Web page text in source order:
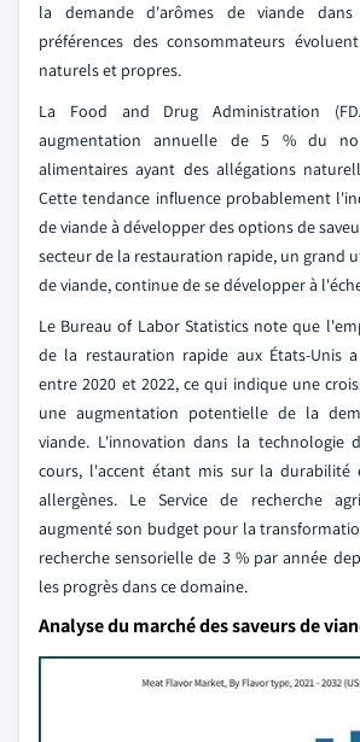
la demande d'arômes de viande
préférences des consommateurs
naturels et propres.
La Food and Drug Administration
augmentation annuelle de 5 % du
alimentaires ayant des allégations
Cette tendance influence probablement
de viande à développer des options de
secteur de la restauration rapide, un grand
de viande, continue de se développer à
Le Bureau of Labor Statistics note que
de la restauration rapide aux États-Unis
entre 2020 et 2022, ce qui indique une
une augmentation potentielle de la
viande. L'innovation dans la technologie
cours, l'accent étant mis sur la durabilité
allergènes. Le Service de recherche
augmenté son budget pour la
recherche sensorielle de 3 % par année
les progrès dans ce domaine.
Analyse du marché des saveurs de